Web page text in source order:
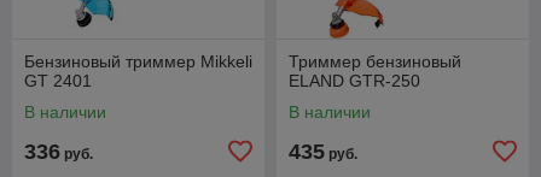
Бензиновый триммер Mikkeli
GT 2401
В наличии
336 руб.
Триммер бензиновый
ELAND GTR-250
В наличии
435 руб.